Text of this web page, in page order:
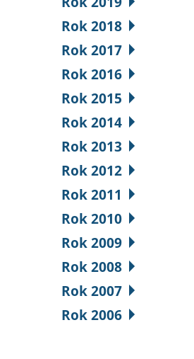
Rok 2018
Rok 2017
Rok 2016
Rok 2015
Rok 2014
Rok 2013
Rok 2012
Rok 2011
Rok 2010
Rok 2009
Rok 2008
Rok 2007
Rok 2006